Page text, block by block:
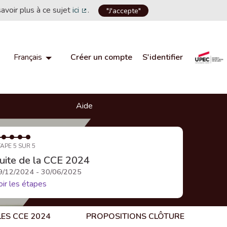
plus à ce sujetici
(Lien externe)
. "J'accepte"
Français Choisir la langueChoose language
Créer un compte S'identifier
Aide
5 SUR 5
de la CCE 2024
12/2024 - 30/06/2025
les étapes
CCE 2024 PROPOSITIONS CLÔTURE